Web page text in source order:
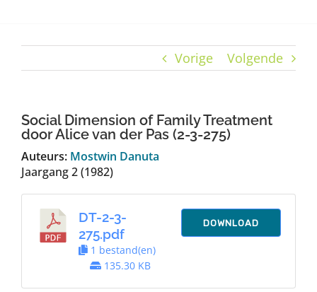
TDT Overzicht
Over Dth
Contact
Vorige Volgende
Social Dimension of Family Treatment
door Alice van der Pas (2-3-275)
Auteurs: Mostwin Danuta
Jaargang 2 (1982)
DT-2-3-
275.pdf
1 bestand(en)
135.30 KB
DOWNLOAD